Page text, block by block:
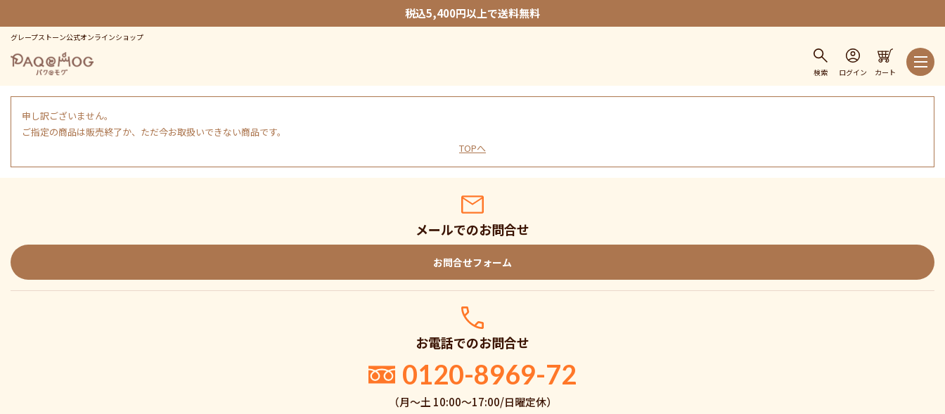
税込5,400円以上で送料無料
グレープストーン公式オンラインショップ
検索 ログイン カート
申し訳ございません。
ご指定の商品は販売終了か、ただ今お取扱いできない商品です。
TOPへ
メールでのお問合せ
お問合せフォーム
お電話でのお問合せ
0120-8969-72
（月〜土 10:00〜17:00/日曜定休）